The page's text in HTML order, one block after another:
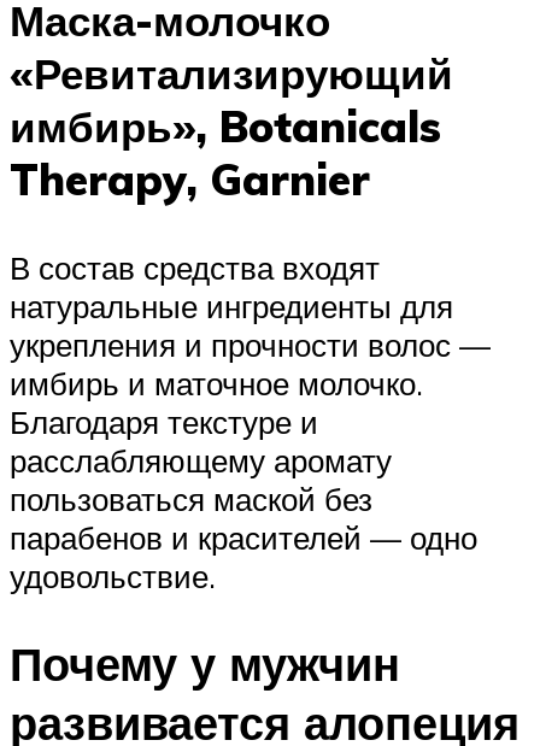
Маска-молочко
«Ревитализирующий
имбирь», Botanicals
Therapy, Garnier
В состав средства входят
натуральные ингредиенты для
укрепления и прочности волос —
имбирь и маточное молочко.
Благодаря текстуре и
расслабляющему аромату
пользоваться маской без
парабенов и красителей — одно
удовольствие.
Почему у мужчин
развивается алопеция